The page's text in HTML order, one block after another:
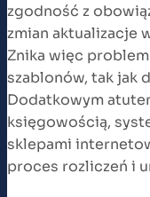
zgodność z
zmian aktualizacje
Znika więc
szablonów, tak jak
Dodatkowym
księgowością,
sklepami
proces rozliczeń i